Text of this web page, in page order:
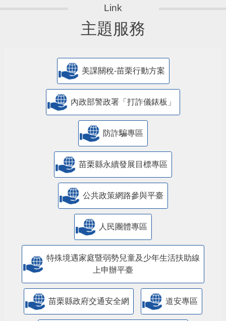
主題服務
美課關稅-苗栗行動方案
內政部警政署「打詐儀錶板」
防詐騙專區
苗栗縣永續發展目標專區
公共政策網路參與平臺
人民團體專區
特殊境遇家庭暨弱勢兒童及少年生活扶助線
上申辦平臺
苗栗縣政府交通安全網 道安專區